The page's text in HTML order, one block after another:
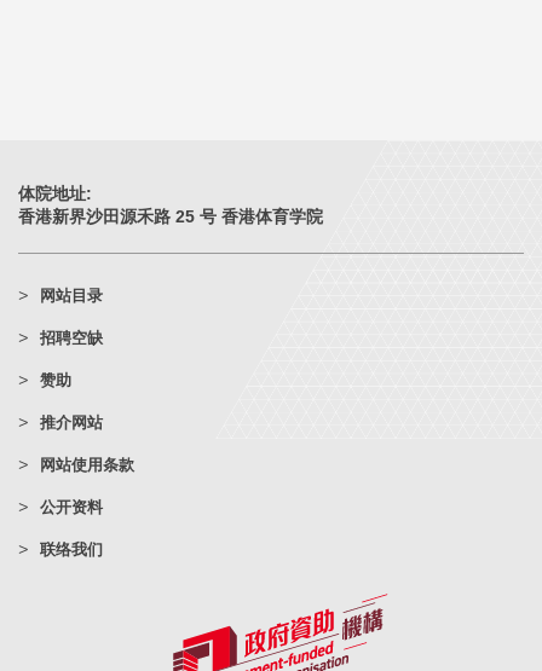
体院地址:
香港新界沙田源禾路 25 号 香港体育学院
网站目录
招聘空缺
赞助
推介网站
网站使用条款
公开资料
联络我们